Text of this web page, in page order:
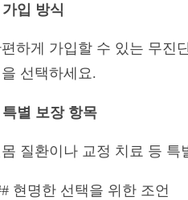
가입 방식
하게 가입할 수 있는 무진
선택하세요.
특별 보장 항목
질환이나 교정 치료 등
현명한 선택을 위한 조언